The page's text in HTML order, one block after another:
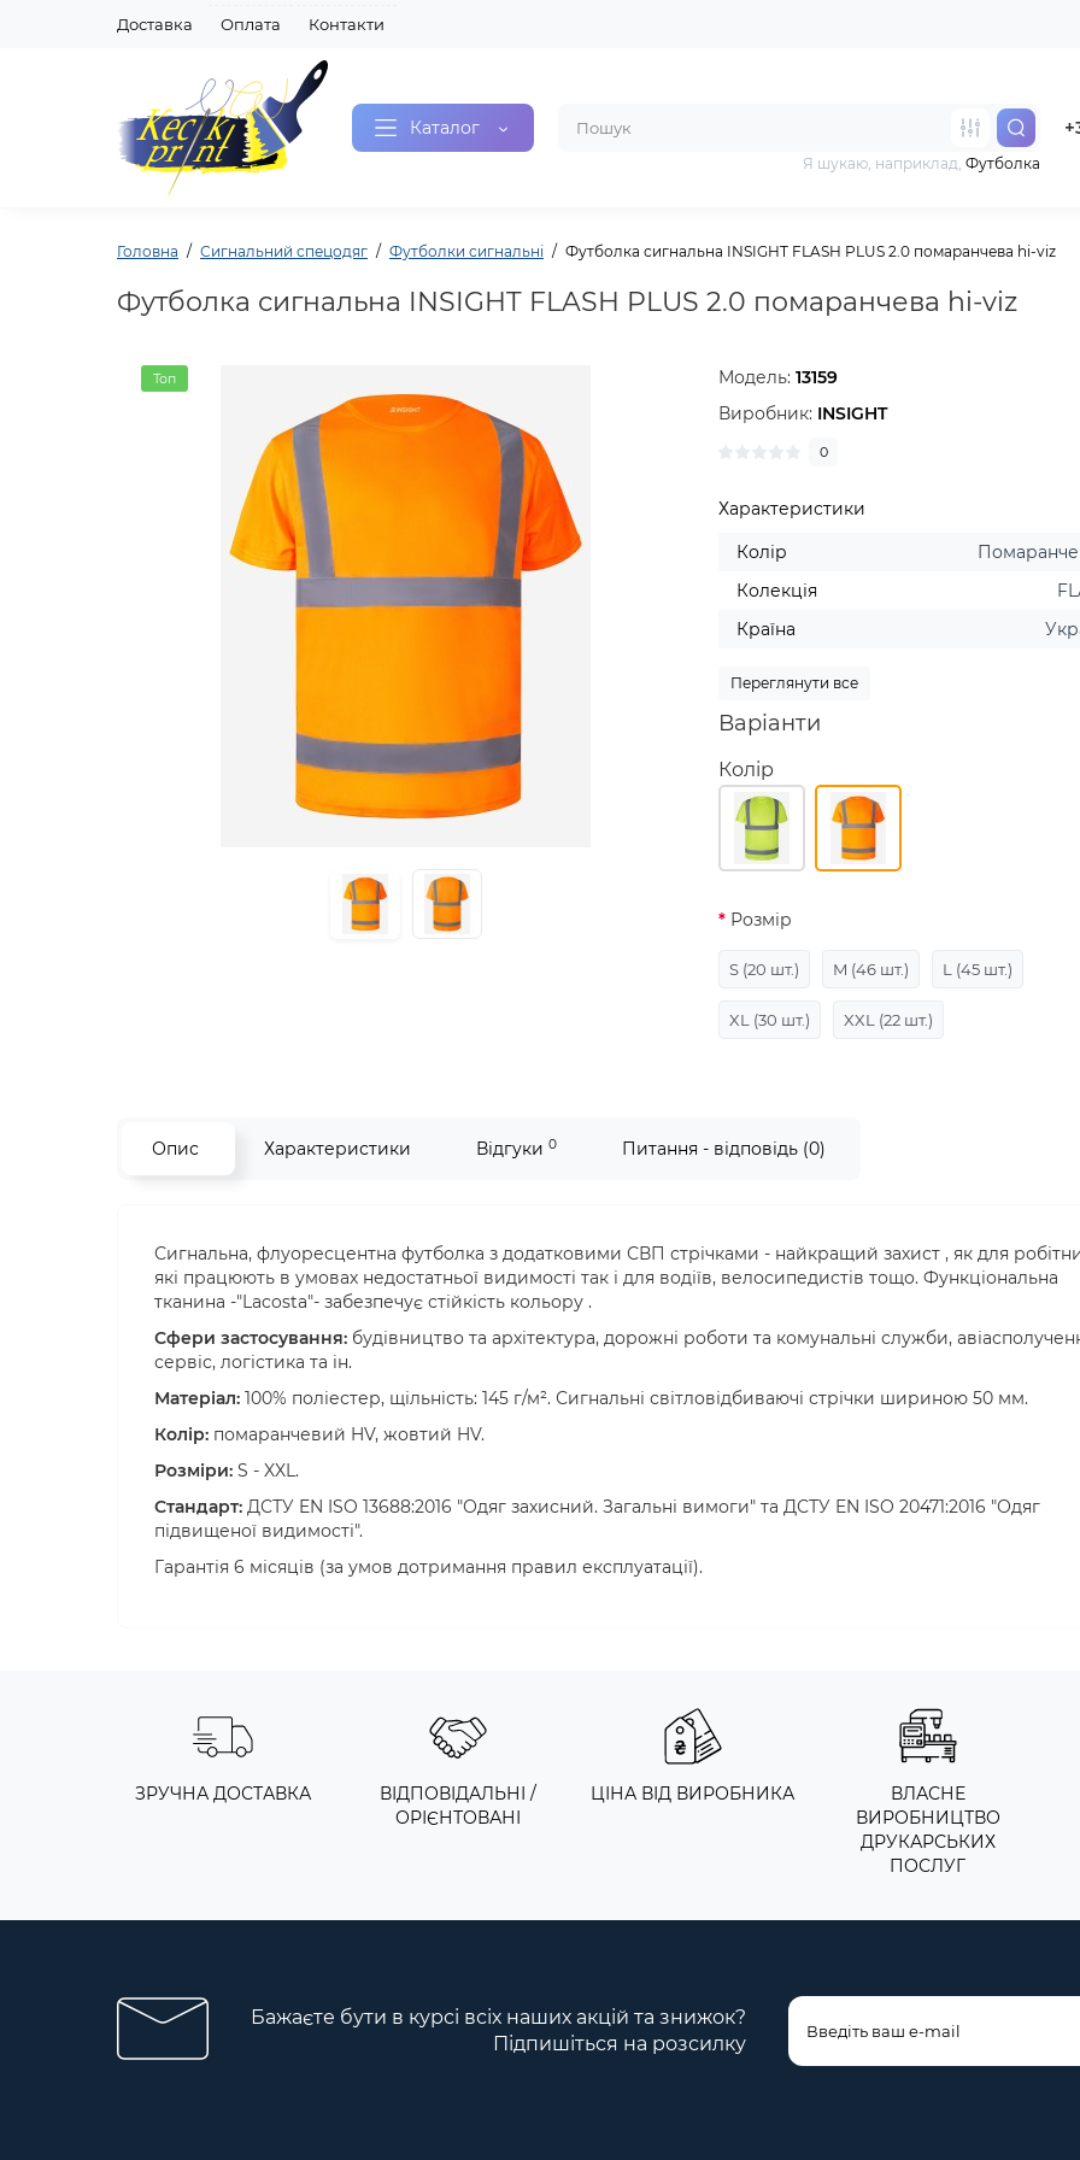
Доставка Оплата Контакти
Каталог
Я шукаю, наприклад, Футболка
Головна Сигнальний спецодяг Футболки сигнальні Футболка сигнальна INSIGHT FLASH PLUS 2.0 помаранчева hi-viz
Футболка сигнальна INSIGHT FLASH PLUS 2.0 помаранчева hi-viz
Топ Модель:13159
Виробник: INSIGHT
0
Характеристики
Колір
Колекція
Країна
Переглянути все
Варіанти
Колір
Розмір
S (20 шт.) M (46 шт.) L (45 шт.)
XL (30 шт.) XXL (22 шт.)
Опис Характеристики Відгуки 0 Питання - відповідь (0)
Сигнальна, флуоресцентна футболка з додатковими СВП стрічками - найкращий захист , як для
які працюють в умовах недостатньої видимості так і для водіїв, велосипедистів тощо. Функціональна
тканина -"Lacosta"- забезпечує стійкість кольору .
Сфери застосування: будівництво та архітектура, дорожні роботи та комунальні служби,
сервіс, логістика та ін.
Матеріал: 100% поліестер, щільність: 145 г/м². Сигнальні світловідбиваючі стрічки шириною 50 мм.
Колір: помаранчевий HV, жовтий HV.
Розміри: S - XXL.
Стандарт: ДСТУ EN ISO 13688:2016 "Одяг захисний. Загальні вимоги" та ДСТУ EN ISO 20471:2016 "Одяг
підвищеної видимості".
Гарантія 6 місяців (за умов дотримання правил експлуатації).
ЗРУЧНА ДОСТАВКА
ВІДПОВІДАЛЬНІ /
ОРІЄНТОВАНІ
ЦІНА ВІД ВИРОБНИКА
ВЛАСНЕ
ВИРОБНИЦТВО
ДРУКАРСЬКИХ
ПОСЛУГ
Бажаєте бути в курсі всіх наших акцій та знижок?
Підпишіться на розсилку